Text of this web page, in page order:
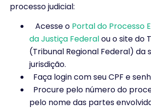
processo judicial:
Acesse o Portal do Processo
da Justiça Federalou o site do
(Tribunal Regional Federal) da
jurisdição.
Faça login com seu CPF e
Procure pelo número do
pelo nome das partes